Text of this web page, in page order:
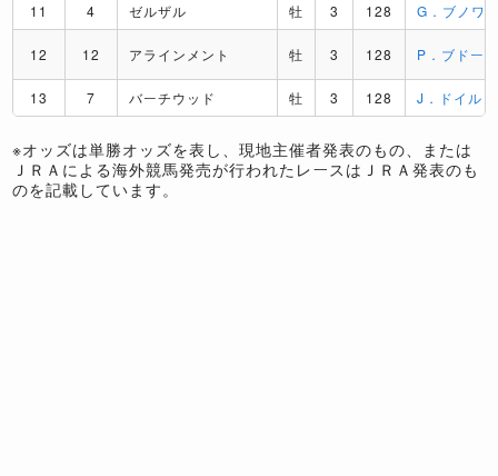
11 4 ゼルザル 牡 3 128 G．ブノワ
12 12 アラインメント 牡 3 128 P．ブドー
13 7 バーチウッド 牡 3 128 J．ドイル
※オッズは単勝オッズを表し、現地主催者発表のもの、または
ＪＲＡによる海外競馬発売が行われたレースはＪＲＡ発表のも
のを記載しています。